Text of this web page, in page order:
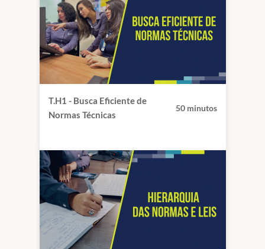
T.H1 - Busca Eficiente de
Normas Técnicas
50 minutos